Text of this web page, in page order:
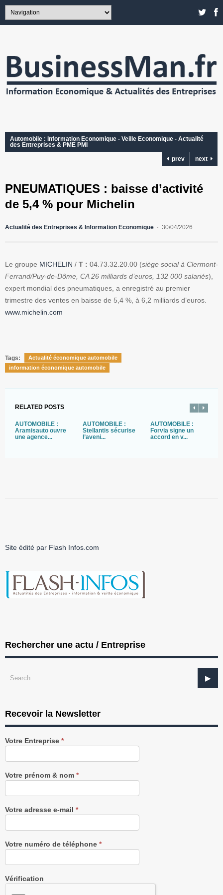
Automobile : Information Economique - Veille Economique - Actualité
des Entreprises & PME PMI
prev
next
PNEUMATIQUES : baisse d’activité
de 5,4 % pour Michelin
Actualité des Entreprises & Information Economique 30/04/2026
Le groupe MICHELIN / T : 04.73.32.20.00 (siège social à Clermont-
Ferrand/Puy-de-Dôme, CA 26 milliards d’euros, 132 000 salariés),
expert mondial des pneumatiques, a enregistré au premier
trimestre des ventes en baisse de 5,4 %, à 6,2 milliards d’euros.
www.michelin.com
Tags:
Actualité économique automobile
information économique automobile
RELATED POSTS
AUTOMOBILE :
Aramisauto ouvre
une agence...
AUTOMOBILE :
Stellantis sécurise
l’aveni...
AUTOMOBILE :
Forvia signe un
accord en v...
Site édité par Flash Infos.com
Rechercher une actu / Entreprise
Recevoir la Newsletter
Recevez
notre
gratuitement
Votre Entreprise *
Votre prénom & nom *
Votre adresse e-mail *
Votre numéro de téléphone *
Vérification